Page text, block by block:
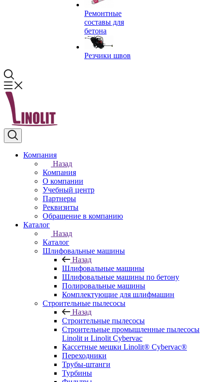
Ремонтные
составы для
бетона
Резчики швов
Компания
Назад
Компания
О компании
Учебный центр
Партнеры
Реквизиты
Обращение в компанию
Каталог
Назад
Каталог
Шлифовальные машины
Назад
Шлифовальные машины
Шлифовальные машины по бетону
Полировальные машины
Комплектующие для шлифмашин
Строительные пылесосы
Назад
Строительные пылесосы
Строительные промышленные пылесосы
Linolit и Linolit Cybervac
Кассетные мешки Linolit® Cybervac®
Переходники
Трубы-штанги
Турбины